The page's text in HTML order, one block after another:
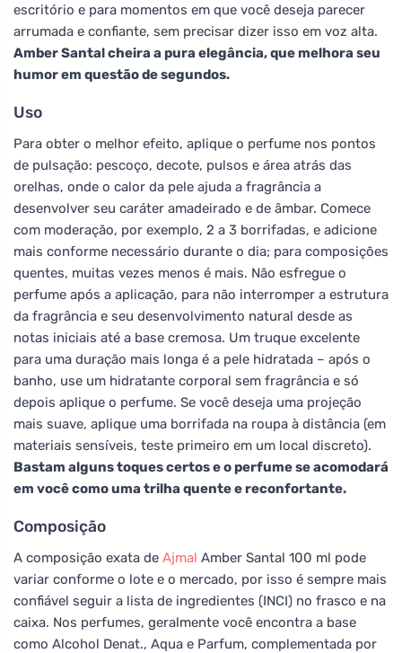
escritório e para momentos em que você deseja parecer
arrumada e confiante, sem precisar dizer isso em voz alta.
Amber Santal cheira a pura elegância, que melhora seu
humor em questão de segundos.
Uso
Para obter o melhor efeito, aplique o perfume nos pontos
de pulsação: pescoço, decote, pulsos e área atrás das
orelhas, onde o calor da pele ajuda a fragrância a
desenvolver seu caráter amadeirado e de âmbar. Comece
com moderação, por exemplo, 2 a 3 borrifadas, e adicione
mais conforme necessário durante o dia; para composições
quentes, muitas vezes menos é mais. Não esfregue o
perfume após a aplicação, para não interromper a estrutura
da fragrância e seu desenvolvimento natural desde as
notas iniciais até a base cremosa. Um truque excelente
para uma duração mais longa é a pele hidratada – após o
banho, use um hidratante corporal sem fragrância e só
depois aplique o perfume. Se você deseja uma projeção
mais suave, aplique uma borrifada na roupa à distância (em
materiais sensíveis, teste primeiro em um local discreto).
Bastam alguns toques certos e o perfume se acomodará
em você como uma trilha quente e reconfortante.
Composição
A composição exata de Ajmal Amber Santal 100 ml pode
variar conforme o lote e o mercado, por isso é sempre mais
confiável seguir a lista de ingredientes (INCI) no frasco e na
caixa. Nos perfumes, geralmente você encontra a base
como Alcohol Denat., Aqua e Parfum, complementada por